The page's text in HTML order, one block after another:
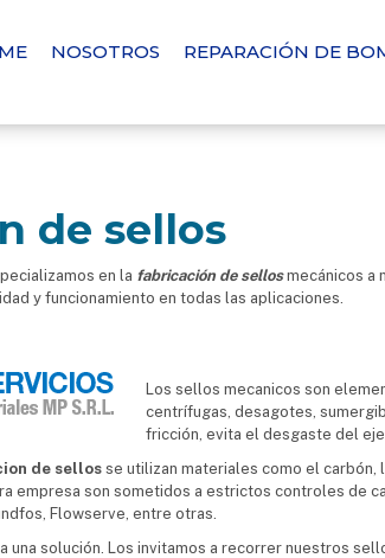
NOSOTROS REPARACIÓN DE
de sellos
en la fabricación de sellosmecánicos a
y funcionamiento en todas las aplicaciones.
Los sellos mecanicos son
centrífugas, desagotes,
fricción, evita el desgaste del
de sellosse utilizan materiales como el
empresa son sometidos a estrictos controles de
Flowserve, entre otras.
una solución. Los invitamos a recorrer nuestros